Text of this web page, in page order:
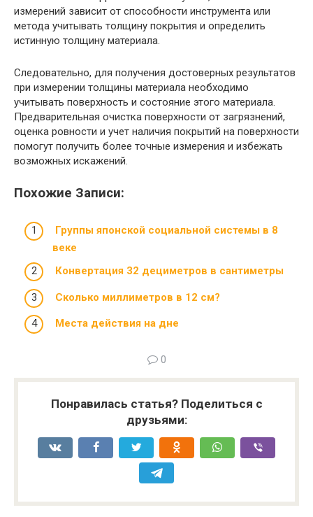
измерений зависит от способности инструмента или
метода учитывать толщину покрытия и определить
истинную толщину материала.
Следовательно, для получения достоверных результатов
при измерении толщины материала необходимо
учитывать поверхность и состояние этого материала.
Предварительная очистка поверхности от загрязнений,
оценка ровности и учет наличия покрытий на поверхности
помогут получить более точные измерения и избежать
возможных искажений.
Похожие Записи:
Группы японской социальной системы в 8
веке
Конвертация 32 дециметров в сантиметры
Сколько миллиметров в 12 см?
Места действия на дне
0
Понравилась статья? Поделиться с
друзьями: